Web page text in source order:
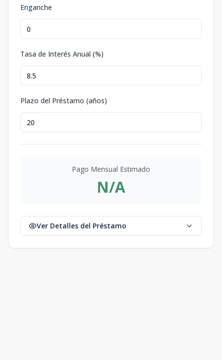
Enganche
Tasa de Interés Anual (%)
Plazo del Préstamo (años)
Pago Mensual Estimado
N/A
Ver Detalles del Préstamo